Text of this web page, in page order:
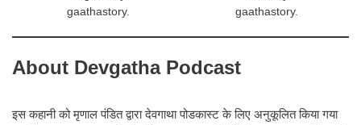
About Devgatha Podcast
इस कहानी को मृणाल पंडित द्वारा देवगाथा पोडकास्ट के लिए अनुकूलित किया गया